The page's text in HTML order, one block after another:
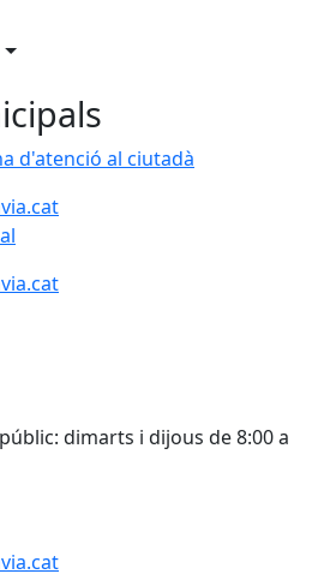
d'atenció al ciutadà
dimarts i dijous de 8:00 a